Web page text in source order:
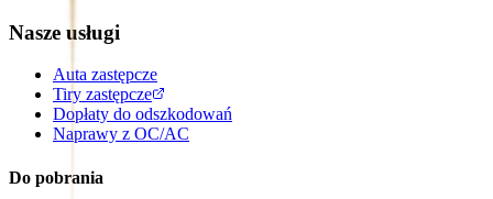
Nasze usługi
Auta zastępcze
Tiry zastępcze
Dopłaty do odszkodowań
Naprawy z OC/AC
Do pobrania